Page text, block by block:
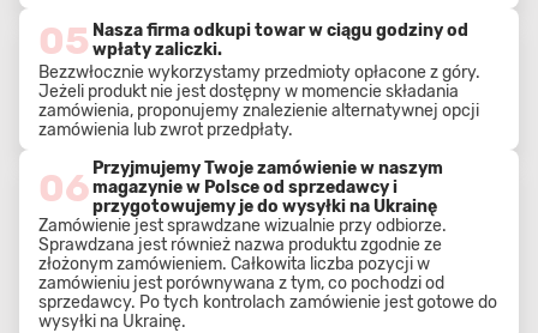
05 Nasza firma odkupi towar w ciągu godziny od
wpłaty zaliczki.
Bezzwłocznie wykorzystamy przedmioty opłacone z góry.
Jeżeli produkt nie jest dostępny w momencie składania
zamówienia, proponujemy znalezienie alternatywnej opcji
zamówienia lub zwrot przedpłaty.
06 Przyjmujemy Twoje zamówienie w naszym
magazynie w Polsce od sprzedawcy i
przygotowujemy je do wysyłki na Ukrainę
Zamówienie jest sprawdzane wizualnie przy odbiorze.
Sprawdzana jest również nazwa produktu zgodnie ze
złożonym zamówieniem. Całkowita liczba pozycji w
zamówieniu jest porównywana z tym, co pochodzi od
sprzedawcy. Po tych kontrolach zamówienie jest gotowe do
wysyłki na Ukrainę.